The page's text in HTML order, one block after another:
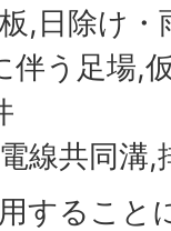
,日除け・
伴う足場,
線共同溝,
すること